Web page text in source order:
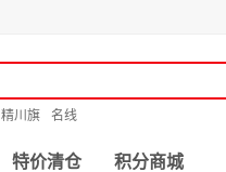
精川旗 名线
特价清仓 积分商城